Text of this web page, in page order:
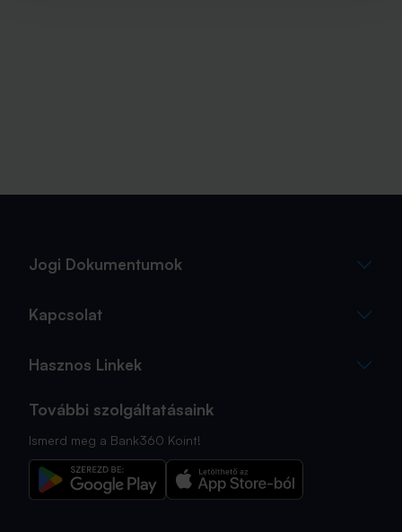
Jogi Dokumentumok
Kapcsolat
Hasznos Linkek
További szolgáltatásaink
Ismerd meg a Bank360 Koint!